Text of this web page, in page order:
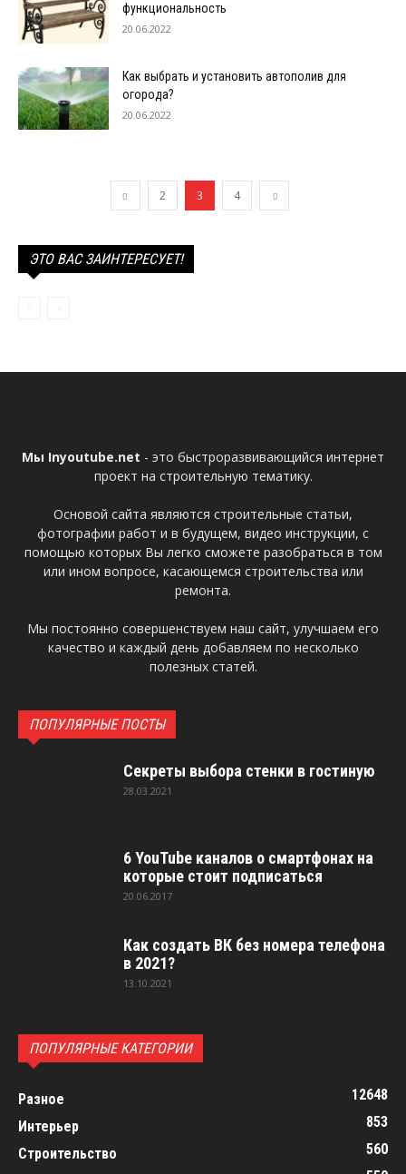
функциональность
20.06.2022
Как выбрать и установить автополив для
огорода?
20.06.2022
2 3 4
ЭТО ВАС ЗАИНТЕРЕСУЕТ!
Мы Inyoutube.net - это быстроразвивающийся интернет
проект на строительную тематику.
Основой сайта являются строительные статьи,
фотографии работ и в будущем, видео инструкции, с
помощью которых Вы легко сможете разобраться в том
или ином вопросе, касающемся строительства или
ремонта.
Мы постоянно совершенствуем наш сайт, улучшаем его
качество и каждый день добавляем по несколько
полезных статей.
ПОПУЛЯРНЫЕ ПОСТЫ
Секреты выбора стенки в гостиную
28.03.2021
6 YouTube каналов о смартфонах на
которые стоит подписаться
20.06.2017
Как создать ВК без номера телефона
в 2021?
13.10.2021
ПОПУЛЯРНЫЕ КАТЕГОРИИ
Разное
12648
Интерьер
853
Строительство
560